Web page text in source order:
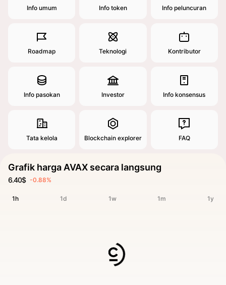
Info umum Info token Info peluncuran
Roadmap Teknologi Kontributor
Info pasokan Investor Info konsensus
Tata kelola Blockchain explorer FAQ
Grafik harga AVAX secara langsung
6.40$ -0.88%
1h 1d 1w 1m 1y